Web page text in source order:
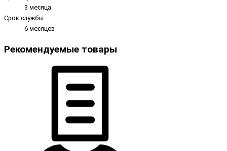
3 месяца
Срок службы
6 месяцев
Рекомендуемые товары